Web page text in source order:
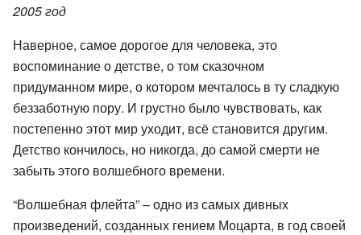
2005 год
Наверное, самое дорогое для человека, это
воспоминание о детстве, о том сказочном
придуманном мире, о котором мечталось в ту сладкую
беззаботную пору. И грустно было чувствовать, как
постепенно этот мир уходит, всё становится другим.
Детство кончилось, но никогда, до самой смерти не
забыть этого волшебного времени.
“Волшебная флейта” – одно из самых дивных
произведений, созданных гением Моцарта, в год своей